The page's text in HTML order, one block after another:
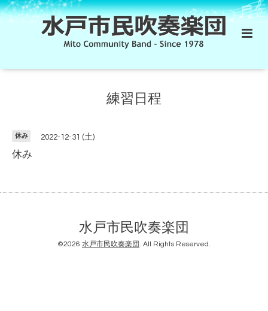
練習日程
休み 2022-12-31 (土)
休み
水戸市民吹奏楽団
©2026 水戸市民吹奏楽団 . All Rights Reserved.